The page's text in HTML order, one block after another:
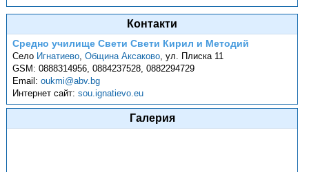
Контакти
Средно училище Свети Свети Кирил и Методий
Село Игнатиево,Община Аксаково,ул. Плиска 11
GSM:0888314956, 0884237528, 0882294729
Email:oukmi@abv.bg
Интернет сайт:sou.ignatievo.eu
Галерия